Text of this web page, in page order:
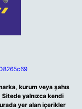
kurum veya şahıs
yalnızca kendi
yer alan içerikler